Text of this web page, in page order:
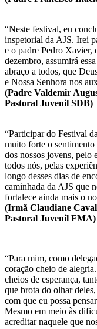
“Neste festival, eu
inspetorial da AJS. Irei
e o padre Pedro Xavier,
dezembro, assumirá
abraço a todos, que
e Nossa Senhora nos
(Padre Valdemir
Pastoral Juvenil SDB)
“Participar do Festival
muito forte o
dos nossos jovens, pelo
todos nós, pelas
longo desses dias de
caminhada da AJS que
fortalece ainda mais o
(Irmã Claudiane
Pastoral Juvenil FMA)
“Para mim, como
coração cheio de
cheios de esperança,
que brota do olhar
com que eu possa
Mesmo em meio às
acreditar naquele que